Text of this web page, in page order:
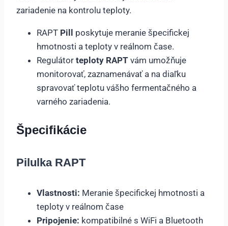
zariadenie na kontrolu teploty.
RAPT Pill
poskytuje meranie špecifickej
hmotnosti a teploty v reálnom čase.
Regulátor teploty RAPT vám umožňuje
monitorovať, zaznamenávať a na diaľku
spravovať teplotu vášho fermentačného a
varného zariadenia.
Špecifikácie
Pilulka RAPT
Vlastnosti: Meranie špecifickej hmotnosti a
teploty v reálnom čase
Pripojenie: kompatibilné s WiFi a Bluetooth